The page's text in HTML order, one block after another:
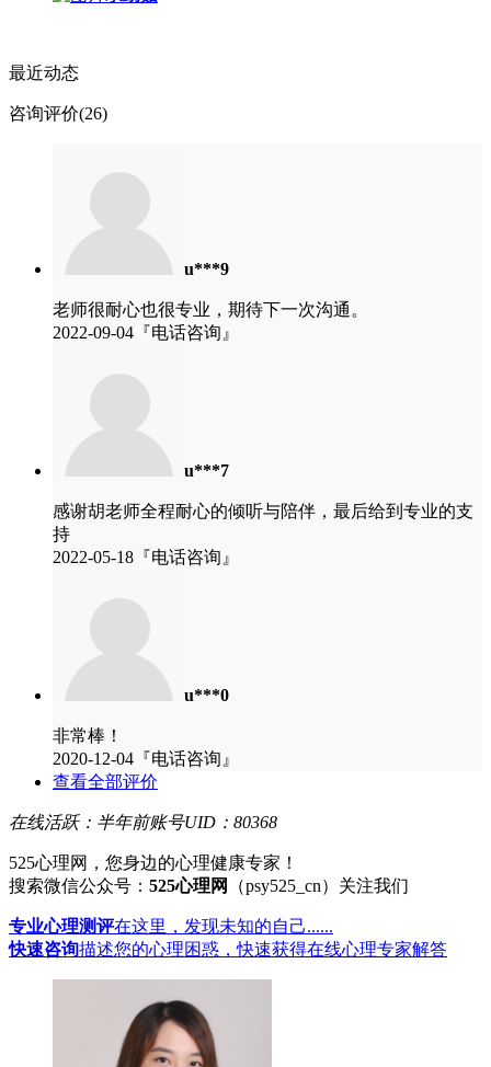
最近动态
咨询评价(26)
u***9
老师很耐心也很专业，期待下一次沟通。
2022-09-04『电话咨询』
u***7
感谢胡老师全程耐心的倾听与陪伴，最后给到专业的支
持
2022-05-18『电话咨询』
u***0
非常棒！
2020-12-04『电话咨询』
查看全部评价
在线活跃：半年前账号UID：80368
525心理网，您身边的心理健康专家！
搜索微信公众号： 525心理网 （psy525_cn）关注我们
专业心理测评在这里，发现未知的自己......
快速咨询描述您的心理困惑，快速获得在线心理专家解答